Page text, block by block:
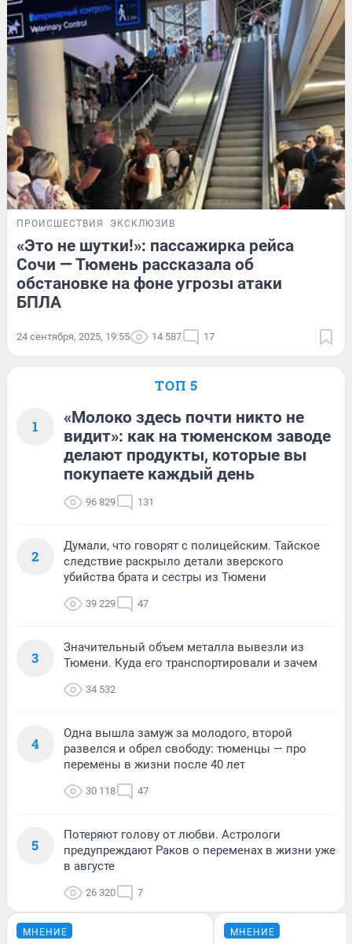
ПРОИСШЕСТВИЯ ЭКСКЛЮЗИВ
«Это не шутки!»: пассажирка рейса
Сочи — Тюмень рассказала об
обстановке на фоне угрозы атаки
БПЛА
24 сентября, 2025, 19:55 14 587 17
ТОП 5
1
«Молоко здесь почти никто не
видит»: как на тюменском заводе
делают продукты, которые вы
покупаете каждый день
96 829 131
2
Думали, что говорят с полицейским. Тайское
следствие раскрыло детали зверского
убийства брата и сестры из Тюмени
39 229 47
3
Значительный объем металла вывезли из
Тюмени. Куда его транспортировали и зачем
34 532
4
Одна вышла замуж за молодого, второй
развелся и обрел свободу: тюменцы — про
перемены в жизни после 40 лет
30 118 47
5
Потеряют голову от любви. Астрологи
предупреждают Раков о переменах в жизни уже
в августе
26 320 7
МНЕНИЕ МНЕНИЕ